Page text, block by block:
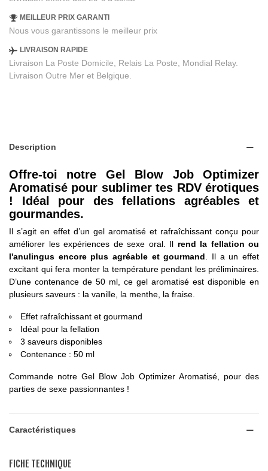
MEILLEUR PRIX GARANTI
Nous vous garantissons le meilleur prix
LIVRAISON RAPIDE
Livraison La Poste Domicile, Relais La Poste, Mondial Relay.
Livraison Outre Mer et Belgique.
Description
Offre-toi notre Gel Blow Job Optimizer
Aromatisé pour sublimer tes RDV érotiques
! Idéal pour des fellations agréables et
gourmandes.
Il s’agit en effet d’un gel aromatisé et rafraîchissant conçu pour
améliorer les expériences de sexe oral. Il rend la fellation ou
l'anulingus encore plus agréable et gourmand . Il a un effet
excitant qui fera monter la température pendant les préliminaires.
D’une contenance de 50 ml, ce gel aromatisé est disponible en
plusieurs saveurs : la vanille, la menthe, la fraise.
Effet rafraîchissant et gourmand
Idéal pour la fellation
3 saveurs disponibles
Contenance : 50 ml
Commande notre Gel Blow Job Optimizer Aromatisé, pour des
parties de sexe passionnantes !
Caractéristiques
FICHE TECHNIQUE